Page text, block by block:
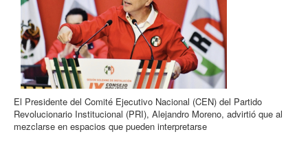
El Presidente del Comité Ejecutivo Nacional (CEN) del Partido
Revolucionario Institucional (PRI), Alejandro Moreno, advirtió que al
mezclarse en espacios que pueden interpretarse